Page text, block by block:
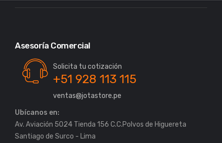
Asesoría Comercial
Solicita tu cotización
+51 928 113 115
ventas@jotastore.pe
Ubícanos en:
Av. Aviación 5024 Tienda 156 C.C.Polvos de Higuereta